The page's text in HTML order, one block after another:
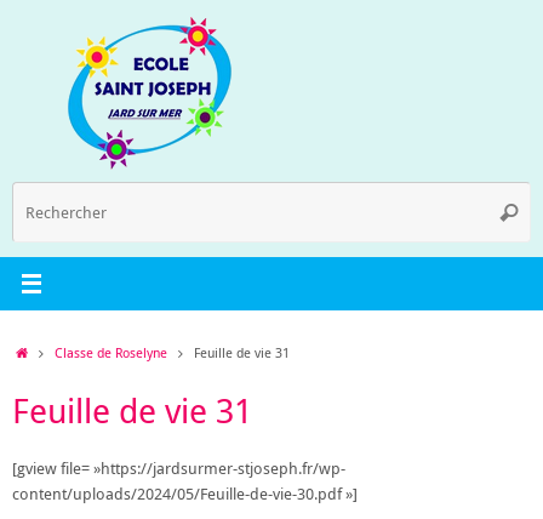
AccueilClasse de Roselyne Feuille de vie 31
Feuille de vie 31
[gview file= »https://jardsurmer-stjoseph.fr/wp-
content/uploads/2024/05/Feuille-de-vie-30.pdf »]